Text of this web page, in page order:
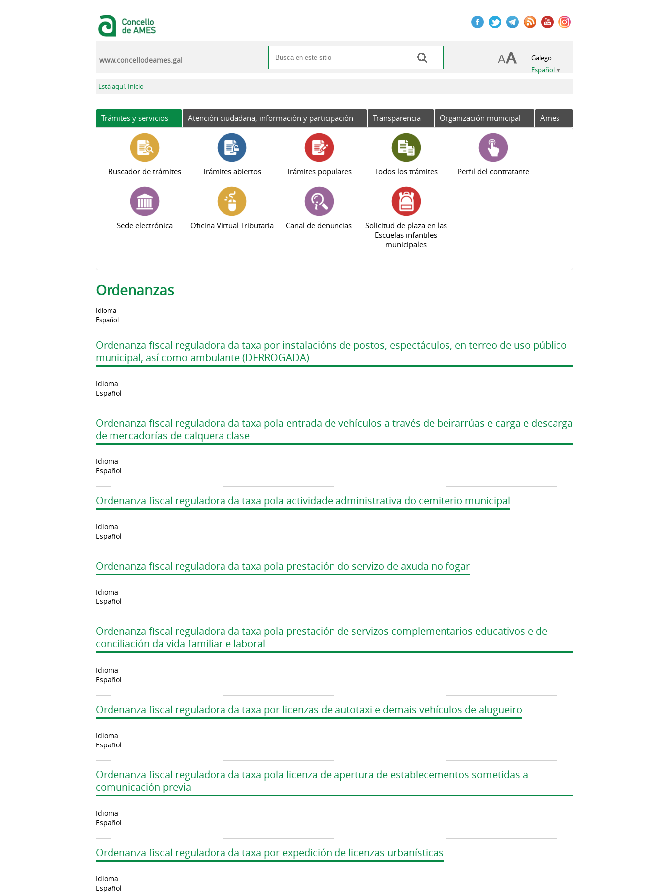
Formulario de búsqueda
Buscar
Galego
Español
www.concellodeames.gal
Se encuentra usted aquí
Está aquí: Inicio
Trámites y servicios Atención ciudadana, información y participación Transparencia Organización municipal Ames
Buscador de trámites Trámites abiertos Trámites populares Todos los trámites Perfil del contratante
Sede electrónica Oficina Virtual Tributaria Canal de denuncias
Solicitud de plaza en las
Escuelas infantiles
municipales
Ordenanzas
Idioma
Español
Ordenanza fiscal reguladora da taxa por instalacións de postos, espectáculos, en terreo de uso público
municipal, así como ambulante (DERROGADA)
Idioma
Español
Ordenanza fiscal reguladora da taxa pola entrada de vehículos a través de beirarrúas e carga e descarga
de mercadorías de calquera clase
Idioma
Español
Ordenanza fiscal reguladora da taxa pola actividade administrativa do cemiterio municipal
Idioma
Español
Ordenanza fiscal reguladora da taxa pola prestación do servizo de axuda no fogar
Idioma
Español
Ordenanza fiscal reguladora da taxa pola prestación de servizos complementarios educativos e de
conciliación da vida familiar e laboral
Idioma
Español
Ordenanza fiscal reguladora da taxa por licenzas de autotaxi e demais vehículos de alugueiro
Idioma
Español
Ordenanza fiscal reguladora da taxa pola licenza de apertura de establecementos sometidas a
comunicación previa
Idioma
Español
Ordenanza fiscal reguladora da taxa por expedición de licenzas urbanísticas
Idioma
Español